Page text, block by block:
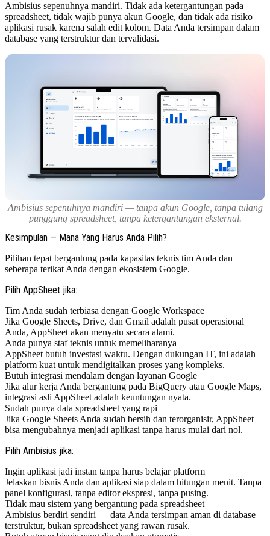
Ambisius sepenuhnya mandiri. Tidak ada ketergantungan pada
spreadsheet, tidak wajib punya akun Google, dan tidak ada risiko
aplikasi rusak karena salah edit kolom. Data Anda tersimpan dalam
database yang terstruktur dan tervalidasi.
Ambisius sepenuhnya mandiri — tanpa akun Google, tanpa tulang
punggung spreadsheet, tanpa ketergantungan eksternal.
Kesimpulan — Mana Yang Harus Anda Pilih?
Pilihan tepat bergantung pada kapasitas teknis tim Anda dan
seberapa terikat Anda dengan ekosistem Google.
Pilih AppSheet jika:
Tim Anda sudah terbiasa dengan Google Workspace
Jika Google Sheets, Drive, dan Gmail adalah pusat operasional
Anda, AppSheet akan menyatu secara alami.
Anda punya staf teknis untuk memeliharanya
AppSheet butuh investasi waktu. Dengan dukungan IT, ini adalah
platform kuat untuk mendigitalkan proses yang kompleks.
Butuh integrasi mendalam dengan layanan Google
Jika alur kerja Anda bergantung pada BigQuery atau Google Maps,
integrasi asli AppSheet adalah keuntungan nyata.
Sudah punya data spreadsheet yang rapi
Jika Google Sheets Anda sudah bersih dan terorganisir, AppSheet
bisa mengubahnya menjadi aplikasi tanpa harus mulai dari nol.
Pilih Ambisius jika:
Ingin aplikasi jadi instan tanpa harus belajar platform
Jelaskan bisnis Anda dan aplikasi siap dalam hitungan menit. Tanpa
panel konfigurasi, tanpa editor ekspresi, tanpa pusing.
Tidak mau sistem yang bergantung pada spreadsheet
Ambisius berdiri sendiri — data Anda tersimpan aman di database
terstruktur, bukan spreadsheet yang rawan rusak.